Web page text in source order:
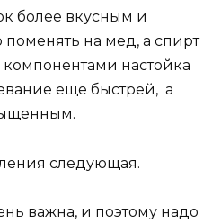
более вкусным и
поменять на мед, а спирт
настойка
еще быстрей, а
следующая.
важна, и поэтому надо